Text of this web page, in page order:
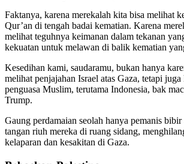
Faktanya, karena merekalah kita bisa melihat
Qur’an di tengah badai kematian. Karena
melihat teguhnya keimanan dalam tekanan
kekuatan untuk melawan di balik kematian
Kesedihan kami, saudaramu, bukan hanya
melihat penjajahan Israel atas Gaza, tetapi juga
penguasa Muslim, terutama Indonesia, bak
Trump.
Gaung perdamaian seolah hanya pemanis bibir
tangan riuh mereka di ruang sidang,
kelaparan dan kesakitan di Gaza.